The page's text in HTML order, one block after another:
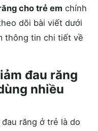
cho trẻ em chính
dõi bài viết dưới
thông tin chi tiết về
đau răng
nhiều
răng ở trẻ là do